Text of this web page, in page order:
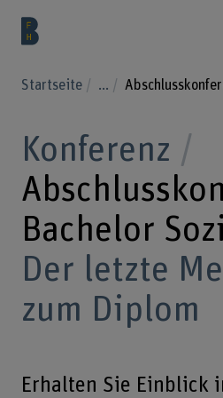
Startseite ...
Konferenz
Bachelor
Der letzte
zum Diplom
Erhalten Sie Einblick